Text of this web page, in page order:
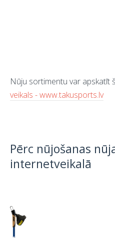
Nūju sortimentu var apskatīt
veikals - www.takusports.lv
Pērc nūjošanas
internetveikalā